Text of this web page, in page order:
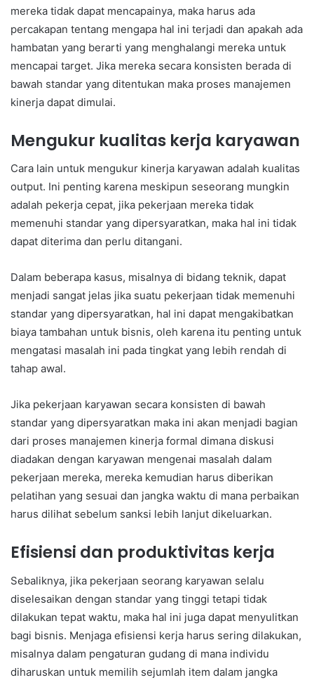
mereka tidak dapat mencapainya, maka harus ada
percakapan tentang mengapa hal ini terjadi dan apakah ada
hambatan yang berarti yang menghalangi mereka untuk
mencapai target. Jika mereka secara konsisten berada di
bawah standar yang ditentukan maka proses manajemen
kinerja dapat dimulai.
Mengukur kualitas kerja karyawan
Cara lain untuk mengukur kinerja karyawan adalah kualitas
output. Ini penting karena meskipun seseorang mungkin
adalah pekerja cepat, jika pekerjaan mereka tidak
memenuhi standar yang dipersyaratkan, maka hal ini tidak
dapat diterima dan perlu ditangani.
Dalam beberapa kasus, misalnya di bidang teknik, dapat
menjadi sangat jelas jika suatu pekerjaan tidak memenuhi
standar yang dipersyaratkan, hal ini dapat mengakibatkan
biaya tambahan untuk bisnis, oleh karena itu penting untuk
mengatasi masalah ini pada tingkat yang lebih rendah di
tahap awal.
Jika pekerjaan karyawan secara konsisten di bawah
standar yang dipersyaratkan maka ini akan menjadi bagian
dari proses manajemen kinerja formal dimana diskusi
diadakan dengan karyawan mengenai masalah dalam
pekerjaan mereka, mereka kemudian harus diberikan
pelatihan yang sesuai dan jangka waktu di mana perbaikan
harus dilihat sebelum sanksi lebih lanjut dikeluarkan.
Efisiensi dan produktivitas kerja
Sebaliknya, jika pekerjaan seorang karyawan selalu
diselesaikan dengan standar yang tinggi tetapi tidak
dilakukan tepat waktu, maka hal ini juga dapat menyulitkan
bagi bisnis. Menjaga efisiensi kerja harus sering dilakukan,
misalnya dalam pengaturan gudang di mana individu
diharuskan untuk memilih sejumlah item dalam jangka